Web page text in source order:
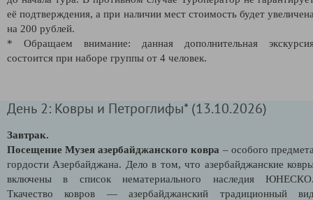
её подтверждения, а при наличии мест стоимость будет
на 200 рублей.
* Обращаем внимание: данная дополнительная
состоится при наборе группы от 4 человек.
День 2: Ковры и Петроглифы* (13.10.2026)
Завтрак.
Посещение Музея азербайджанского ковра – особого
гордости Азербайджана. Дело в том, что азербайджанские
включены в список нематериального наследия
Ткачество ковров — азербайджанский традиционный